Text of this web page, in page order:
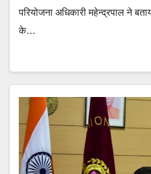
परियोजना अधिकारी महेन्द्रपाल ने
के…